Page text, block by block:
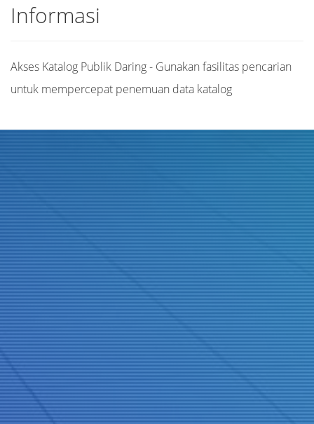
Informasi
Akses Katalog Publik Daring - Gunakan fasilitas pencarian
untuk mempercepat penemuan data katalog
Judul
Pengarang
Subjek
ISBN/ISSN
Tipe Koleksi
Lokasi
GMD